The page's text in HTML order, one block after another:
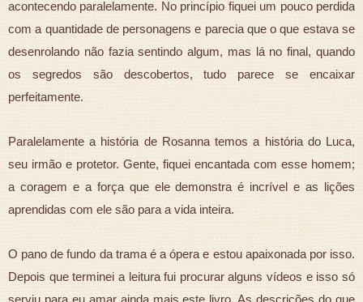
acontecendo paralelamente. No princípio fiquei um pouco perdida
com a quantidade de personagens e parecia que o que estava se
desenrolando não fazia sentindo algum, mas lá no final, quando
os segredos são descobertos, tudo parece se encaixar
perfeitamente.
Paralelamente a história de Rosanna temos a história do Luca,
seu irmão e protetor. Gente, fiquei encantada com esse homem;
a coragem e a força que ele demonstra é incrível e as lições
aprendidas com ele são para a vida inteira.
O pano de fundo da trama é a ópera e estou apaixonada por isso.
Depois que terminei a leitura fui procurar alguns vídeos e isso só